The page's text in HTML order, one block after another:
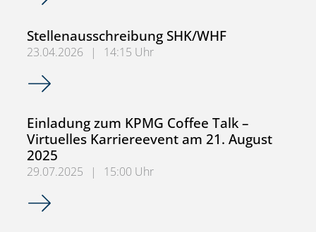
Stellenausschreibung SHK/WHF
23.04.2026 |
14:15 Uhr
Stellenausschreibung SHK/WHF
Einladung zum KPMG Coffee Talk –
Virtuelles Karriereevent am 21. August
2025
29.07.2025 |
15:00 Uhr
Einladung zum KPMG Coffee Talk – Virtuelles